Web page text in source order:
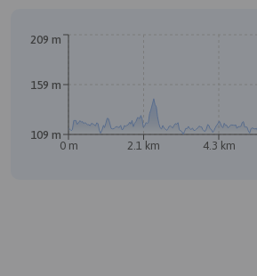
0 m 2.1 km 4.3 km
109 m
159 m
209 m